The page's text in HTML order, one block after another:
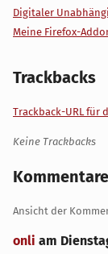
Digitaler
Meine Firefox-
Trackbacks
Trackback-URL für
Keine Trackbacks
Kommentare
Ansicht der
onli am